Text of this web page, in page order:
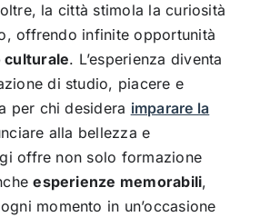
la città stimola la curiosità
offrendo infinite opportunità
. L’esperienza diventa
di studio, piacere e
per chi desidera imparare la
alla bellezza e
offre non solo formazione
esperienze memorabili,
momento in un’occasione